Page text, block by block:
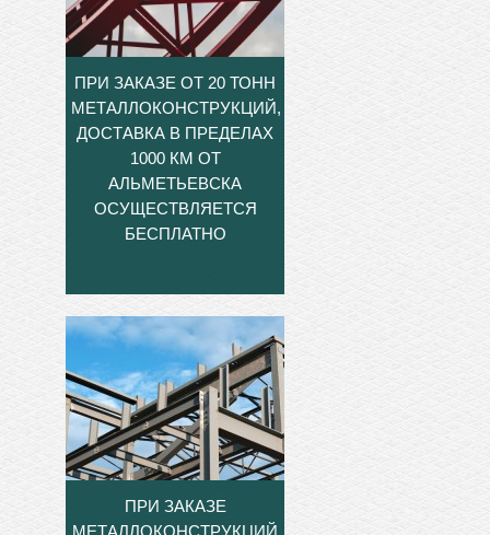
ПРИ ЗАКАЗЕ ОТ 20 ТОНН
МЕТАЛЛОКОНСТРУКЦИЙ,
ДОСТАВКА В ПРЕДЕЛАХ
1000 КМ ОТ
АЛЬМЕТЬЕВСКА
ОСУЩЕСТВЛЯЕТСЯ
БЕСПЛАТНО
ПРИ ЗАКАЗЕ